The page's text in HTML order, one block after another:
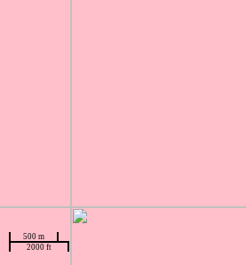
500 m
2000 ft